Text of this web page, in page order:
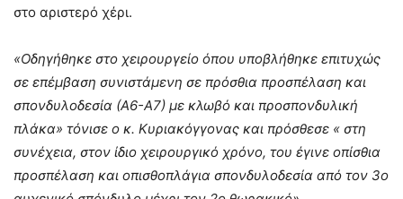
στο αριστερό χέρι.
«Οδηγήθηκε στο χειρουργείο όπου υποβλήθηκε επιτυχώς
σε επέμβαση συνιστάμενη σε πρόσθια προσπέλαση και
σπονδυλοδεσία (Α6-Α7) με κλωβό και προσπονδυλική
πλάκα» τόνισε ο κ. Κυριακόγγονας και πρόσθεσε « στη
συνέχεια, στον ίδιο χειρουργικό χρόνο, του έγινε οπίσθια
προσπέλαση και οπισθοπλάγια σπονδυλοδεσία από τον 3ο